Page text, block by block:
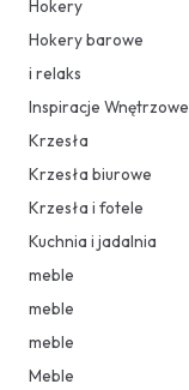
Hokery
Hokery barowe
i relaks
Inspiracje Wnętrzowe
Krzesła
Krzesła biurowe
Krzesła i fotele
Kuchnia i jadalnia
meble
meble
meble
Meble